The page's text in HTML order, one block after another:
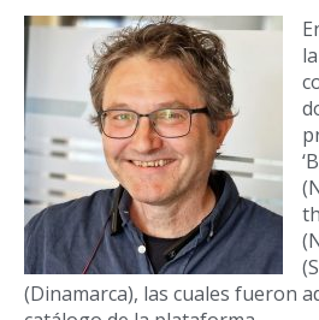
(Dinamarca), las cuales fueron